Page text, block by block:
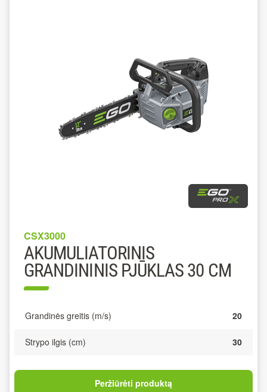
CSX3000
AKUMULIATORINIS
GRANDININIS PJŪKLAS 30 CM
Grandinės greitis (m/s) 20
Strypo ilgis (cm) 30
Peržiūrėti produktą